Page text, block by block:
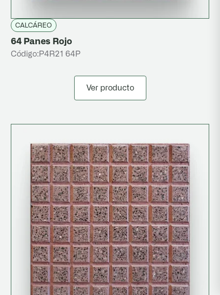
CALCÁREO
64 Panes Rojo
Código: P4R21 64P
Ver producto